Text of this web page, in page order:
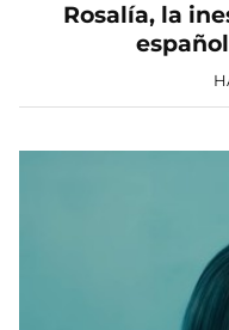
Rosalía, la